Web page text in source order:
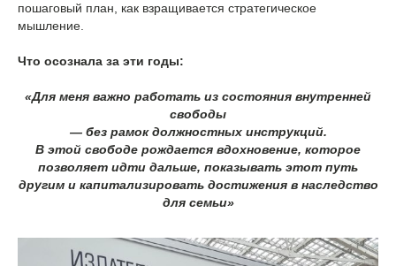
пошаговый план, как взращивается стратегическое
мышление.
Что осознала за эти годы:
«Для меня важно работать из состояния внутренней
свободы
— без рамок должностных инструкций.
В этой свободе рождается вдохновение, которое
позволяет идти дальше, показывать этот путь
другим и капитализировать достижения в наследство
для семьи»